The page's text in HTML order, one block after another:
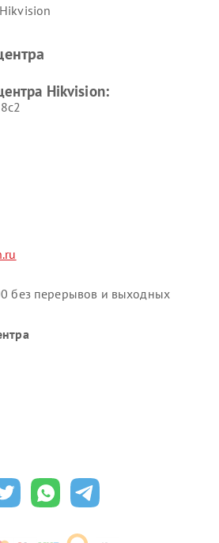
Hikvision:
без перерывов и выходных